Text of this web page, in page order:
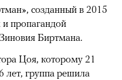
созданный в 2015
и пропагандой
Биртмана.
Цоя, которому 21
лет, группа решила